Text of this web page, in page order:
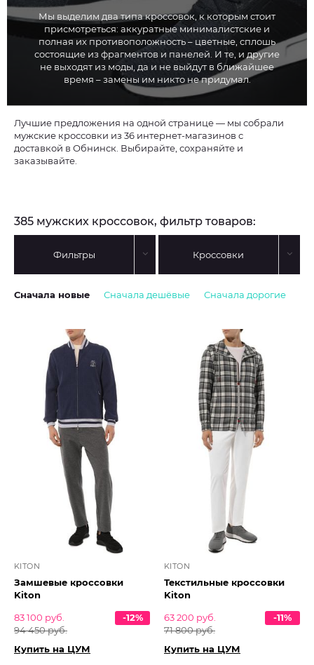
Мы выделим два типа кроссовок, к которым стоит
присмотреться: аккуратные минималистские и
полная их противоположность – цветные, сплошь
состоящие из фрагментов и панелей. И те, и другие
не выходят из моды, да и не выйдут в ближайшее
время – замены им никто не придумал.
Лучшие предложения на одной странице — мы собрали
мужские кроссовки из 36 интернет-магазинов с
доставкой в Обнинск. Выбирайте, сохраняйте и
заказывайте.
385 мужских кроссовок, фильтр товаров:
Фильтры Кроссовки
Сначала новые Сначала дешёвые Сначала дорогие
KITON
Замшевые кроссовки
Kiton
83 100 руб.
94 450 руб.
-12%
Купить на ЦУМ
KITON
Текстильные кроссовки
Kiton
63 200 руб.
71 800 руб.
-11%
Купить на ЦУМ